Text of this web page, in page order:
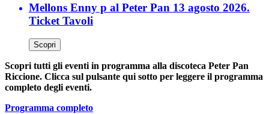
Mellons Enny p al Peter Pan 13 agosto 2026.
Ticket Tavoli
Scopri
Scopri tutti gli eventi in programma alla discoteca Peter Pan
Riccione. Clicca sul pulsante qui sotto per leggere il programma
completo degli eventi.
Programma completo